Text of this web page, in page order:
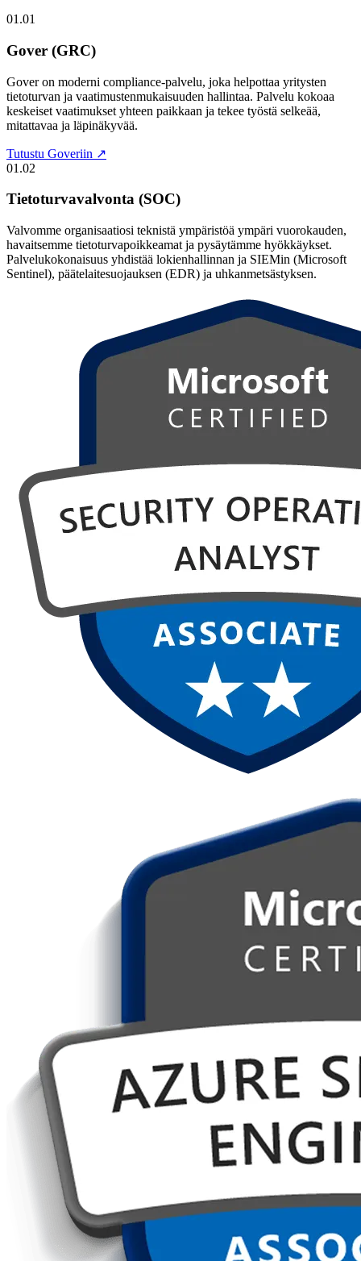
01.01
Gover (GRC)
Gover on moderni compliance-palvelu, joka helpottaa yritysten
tietoturvan ja vaatimustenmukaisuuden hallintaa. Palvelu kokoaa
keskeiset vaatimukset yhteen paikkaan ja tekee työstä selkeää,
mitattavaa ja läpinäkyvää.
Tutustu Goveriin ↗
01.02
Tietoturvavalvonta (SOC)
Valvomme organisaatiosi teknistä ympäristöä ympäri vuorokauden,
havaitsemme tietoturvapoikkeamat ja pysäytämme hyökkäykset.
Palvelukokonaisuus yhdistää lokienhallinnan ja SIEMin (Microsoft
Sentinel), päätelaitesuojauksen (EDR) ja uhkanmetsästyksen.